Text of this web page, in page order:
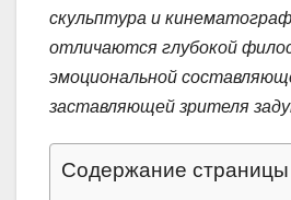
скульптура и
отличаются глубокой
эмоциональной
заставляющей зрителя
Содержание страницы